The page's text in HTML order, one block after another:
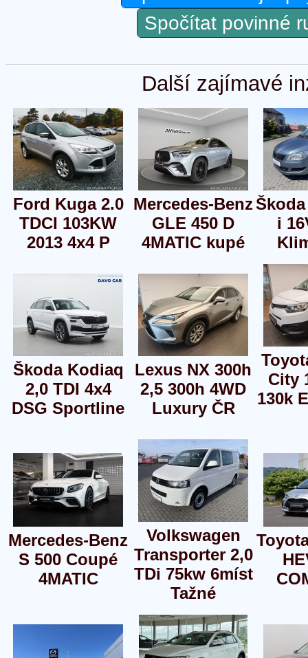
Spočítat povinné
Další zajímavé
Ford Kuga 2.0
TDCI 103KW
2013 4x4 P
Mercedes-Benz
GLE 450 D
4MATIC kupé
i
Škoda Kodiaq
2,0 TDI 4x4
DSG Sportline
Lexus NX 300h
2,5 300h 4WD
Luxury ČR
City
130k
Mercedes-Benz
S 500 Coupé
4MATIC
Volkswagen
Transporter 2,0
TDi 75kw 6míst
Tažné